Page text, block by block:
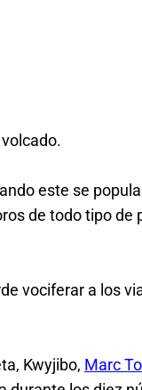
este se
de todo tipo de
vociferar a los
Kwyjibo, Marc